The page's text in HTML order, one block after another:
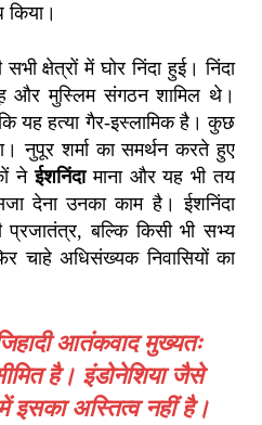
किया।
क्षेत्रों में घोर निंदा हुई। निंदा
और मुस्लिम संगठन शामिल थे।
यह हत्या गैर-इस्लामिक है। कुछ
नुपूर शर्मा का समर्थन करते हुए
नेईशनिंदामाना और यह भी तय
देना उनका काम है। ईशनिंदा
प्रजातंत्र, बल्कि किसी भी सभ्य
चाहे अधिसंख्यक निवासियों का
आतंकवाद मुख्यतः
है। इंडोनेशिया जैसे
इसका अस्तित्व नहीं है।